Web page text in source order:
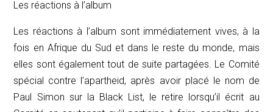
Les réactions à l’album
Les réactions à l’album sont immédiatement vives, à la
fois en Afrique du Sud et dans le reste du monde, mais
elles sont également tout de suite partagées. Le Comité
spécial contre l’apartheid, après avoir placé le nom de
Paul Simon sur la Black List, le retire lorsqu’il écrit au